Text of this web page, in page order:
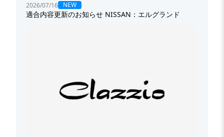
2026/07/16 NEW
適合内容更新のお知らせ NISSAN：エルグランド